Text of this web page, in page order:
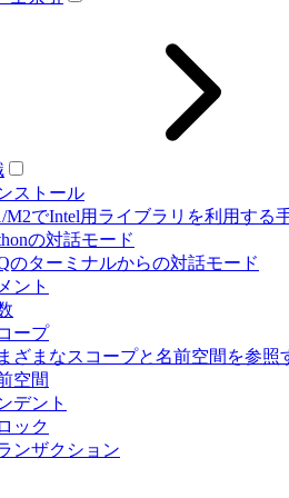
ストール
M2でIntel用ライブラリを利用する
の対話モード
のターミナルからの対話モード
ント
ープ
ざまなスコープと名前空間を参照
空間
デント
ック
ンザクション